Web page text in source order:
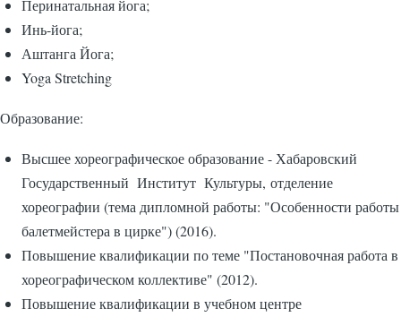
Перинатальная йога;
Инь-йога;
Аштанга Йога;
Yoga Stretching
Образование:
Высшее хореографическое образование - Хабаровский
Государственный Институт Культуры, отделение
хореографии (тема дипломной работы: "Особенности работы
балетмейстера в цирке") (2016).​
Повышение квалификации по теме "Постановочная работа в
хореографическом коллективе" (2012).
Повышение квалификации в учебном центре